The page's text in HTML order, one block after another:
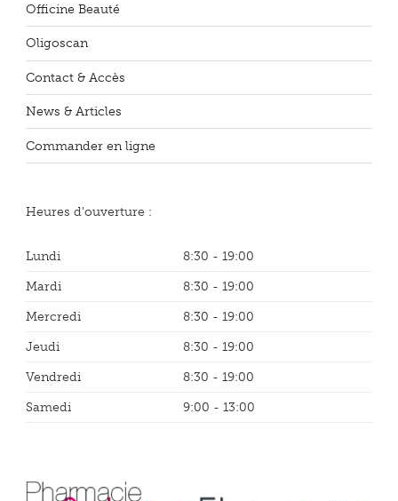
Officine Beauté
Oligoscan
Contact & Accès
News & Articles
Commander en ligne
Heures d'ouverture :
Lundi
8:30 - 19:00
Mardi
8:30 - 19:00
Mercredi
8:30 - 19:00
Jeudi
8:30 - 19:00
Vendredi
8:30 - 19:00
Samedi
9:00 - 13:00